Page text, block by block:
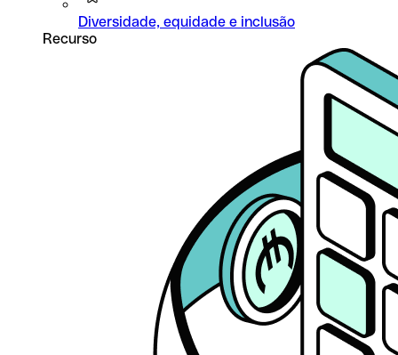
Diversidade, equidade e inclusão
Recurso